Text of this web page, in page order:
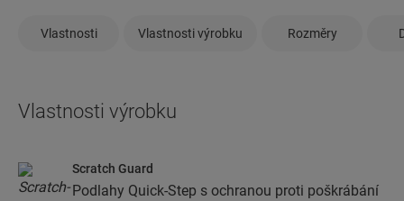
Vlastnosti Vlastnosti výrobku Rozměry
Vlastnosti výrobku
Scratch Guard
Podlahy Quick-Step s ochranou proti poškrábání